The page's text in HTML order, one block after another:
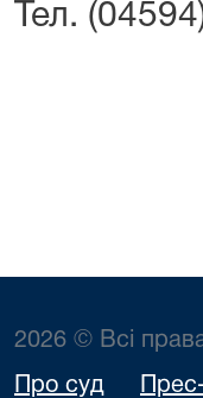
Тел.
2026 © Всі
Про суд